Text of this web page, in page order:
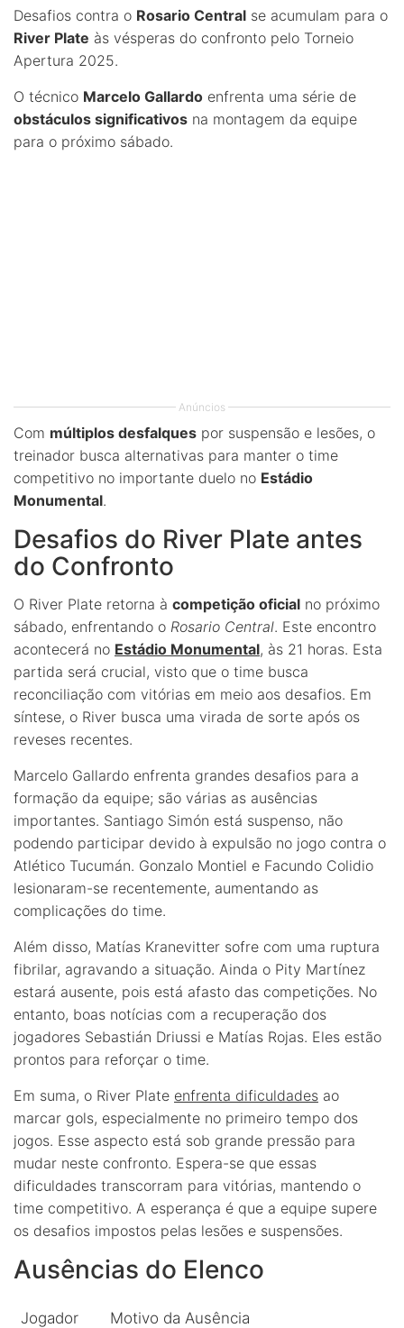
Desafios contra o Rosario Central se acumulam para o
River Plate às vésperas do confronto pelo Torneio
Apertura 2025.
O técnico Marcelo Gallardo enfrenta uma série de
obstáculos significativos na montagem da equipe
para o próximo sábado.
Anúncios
Com múltiplos desfalques por suspensão e lesões, o
treinador busca alternativas para manter o time
competitivo no importante duelo no Estádio
Monumental.
Desafios do River Plate antes
do Confronto
O River Plate retorna à competição oficial no próximo
sábado, enfrentando o Rosario Central. Este encontro
acontecerá no Estádio Monumental, às 21 horas. Esta
partida será crucial, visto que o time busca
reconciliação com vitórias em meio aos desafios. Em
síntese, o River busca uma virada de sorte após os
reveses recentes.
Marcelo Gallardo enfrenta grandes desafios para a
formação da equipe; são várias as ausências
importantes. Santiago Simón está suspenso, não
podendo participar devido à expulsão no jogo contra o
Atlético Tucumán. Gonzalo Montiel e Facundo Colidio
lesionaram-se recentemente, aumentando as
complicações do time.
Além disso, Matías Kranevitter sofre com uma ruptura
fibrilar, agravando a situação. Ainda o Pity Martínez
estará ausente, pois está afasto das competições. No
entanto, boas notícias com a recuperação dos
jogadores Sebastián Driussi e Matías Rojas. Eles estão
prontos para reforçar o time.
Em suma, o River Plate enfrenta dificuldades ao
marcar gols, especialmente no primeiro tempo dos
jogos. Esse aspecto está sob grande pressão para
mudar neste confronto. Espera-se que essas
dificuldades transcorram para vitórias, mantendo o
time competitivo. A esperança é que a equipe supere
os desafios impostos pelas lesões e suspensões.
Ausências do Elenco
Jogador Motivo da Ausência